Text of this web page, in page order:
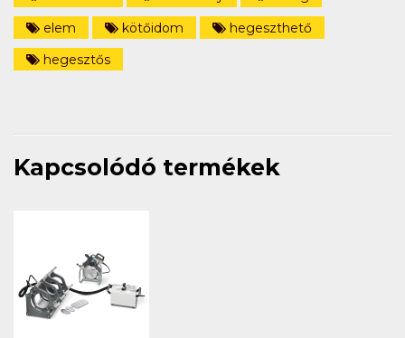
elem
kötőidom
hegeszthető
hegesztős
Kapcsolódó termékek